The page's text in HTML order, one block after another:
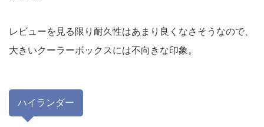
レビューを見る限り耐久性はあまり良くなさそうなので、
大きいクーラーボックスには不向きな印象。
ハイランダー